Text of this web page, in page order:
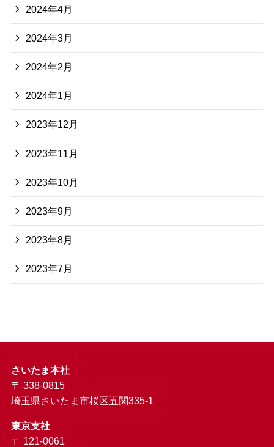
2024年4月
2024年3月
2024年2月
2024年1月
2023年12月
2023年11月
2023年10月
2023年9月
2023年8月
2023年7月
さいたま本社
〒 338-0815
埼玉県さいたま市桜区五関335-1
東京支社
〒 121-0061